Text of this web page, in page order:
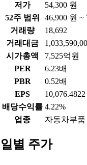
저가
54,300 원
52주 범위
46,900 원 ~
거래량
18,692
거래대금
시가총액
7,525억원
PER
6.23배
PBR
0.52배
EPS
10,076.4822
배당수익률 4.22%
업종
자동차부품
일별 주가